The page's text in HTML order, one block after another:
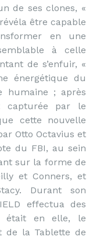
de ses clones, «
être capable
en une
à celle
de s’enfuir, «
énergétique du
humaine ; après
capturée par le
cette nouvelle
Otto Octavius et
du FBI, au sein
sur la forme de
et Conners, et
Durant son
effectua des
était en elle, le
de la Tablette de